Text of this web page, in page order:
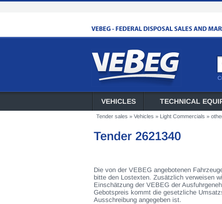
VEHICLES TECHNICAL
Tender sales » Vehicles » Light Commercials »
Tender 2621340
Die von der VEBEG angebotenen
bitte den Lostexten. Zusätzlich verweisen
Einschätzung der VEBEG der
Gebotspreis kommt die gesetzliche
Ausschreibung angegeben ist.